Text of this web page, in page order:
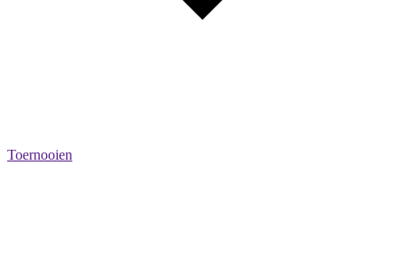
Toernooien